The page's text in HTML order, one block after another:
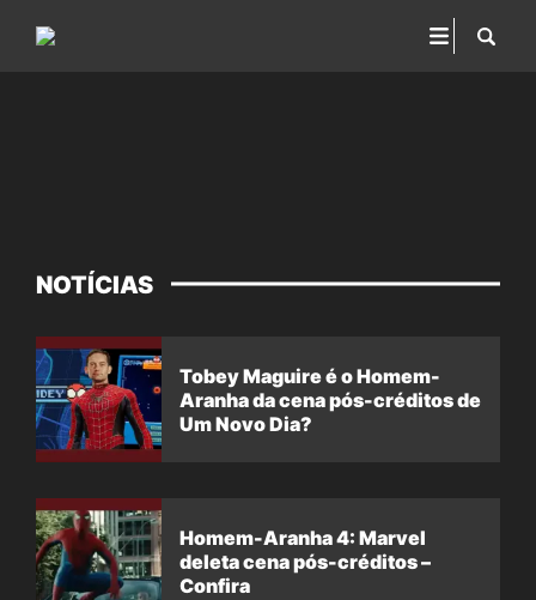
NOTÍCIAS
Tobey Maguire é o Homem-
Aranha da cena pós-créditos de
Um Novo Dia?
Homem-Aranha 4: Marvel
deleta cena pós-créditos –
Confira